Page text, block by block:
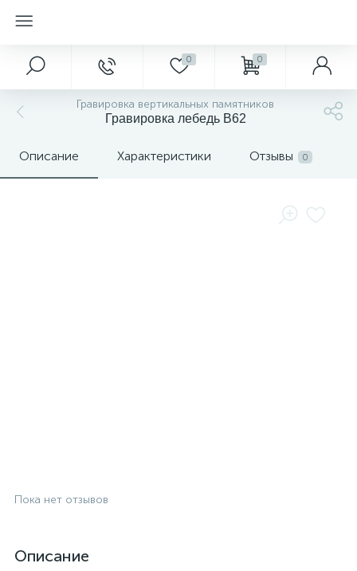
0 0
Гравировка вертикальных памятников
Гравировка лебедь В62
Описание Характеристики Отзывы 0
Пока нет отзывов
Описание